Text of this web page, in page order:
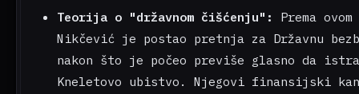
Teorija o "državnom čišćenju":
Prema
Nikčević je postao pretnja za Državnu
nakon što je počeo previše glasno da
Kneletovo ubistvo. Njegovi finansijski